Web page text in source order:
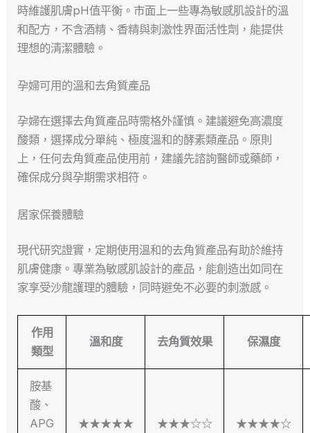
時維護肌膚pH值平衡。市面上一些專為敏感肌設計的溫
和配方，不含酒精、香精與刺激性界面活性劑，能提供
理想的清潔體驗。
孕婦可用的溫和去角質產品
孕婦在選擇去角質產品時需格外謹慎。建議避免高濃度
酸類，選擇成分單純、極度溫和的酵素類產品。原則
上，任何去角質產品使用前，建議先諮詢醫師或藥師，
確保成分與孕期需求相符。
居家保養體驗
現代研究證實，定期使用溫和的去角質產品有助於維持
肌膚健康。專業為敏感肌設計的產品，能創造出如同在
家享受沙龍護理的體驗，同時避免不必要的刺激感。
作用
類型
溫和度 去角質效果 保濕度
胺基
酸、
APG
★★★★★ ★★★☆☆ ★★★★☆